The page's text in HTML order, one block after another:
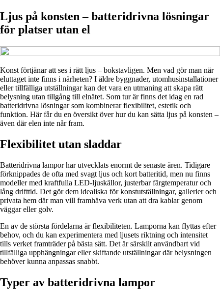
Ljus på konsten – batteridrivna lösningar
för platser utan el
Konst förtjänar att ses i rätt ljus – bokstavligen. Men vad gör man när
eluttaget inte finns i närheten? I äldre byggnader, utomhusinstallationer
eller tillfälliga utställningar kan det vara en utmaning att skapa rätt
belysning utan tillgång till elnätet. Som tur är finns det idag en rad
batteridrivna lösningar som kombinerar flexibilitet, estetik och
funktion. Här får du en översikt över hur du kan sätta ljus på konsten –
även där elen inte når fram.
Flexibilitet utan sladdar
Batteridrivna lampor har utvecklats enormt de senaste åren. Tidigare
förknippades de ofta med svagt ljus och kort batteritid, men nu finns
modeller med kraftfulla LED-ljuskällor, justerbar färgtemperatur och
lång drifttid. Det gör dem idealiska för konstutställningar, gallerier och
privata hem där man vill framhäva verk utan att dra kablar genom
väggar eller golv.
En av de största fördelarna är flexibiliteten. Lamporna kan flyttas efter
behov, och du kan experimentera med ljusets riktning och intensitet
tills verket framträder på bästa sätt. Det är särskilt användbart vid
tillfälliga upphängningar eller skiftande utställningar där belysningen
behöver kunna anpassas snabbt.
Typer av batteridrivna lampor